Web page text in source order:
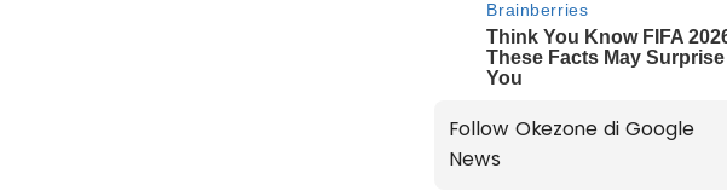
Follow Okezone di Google
News